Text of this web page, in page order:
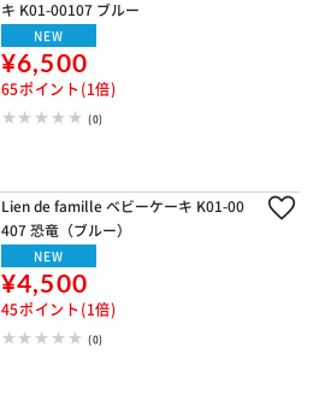
キ K01-00107 ブルー
NEW
¥6,500
65ポイント(1倍)
(0)
Lien de famille ベビーケーキ K01-00
407 恐竜（ブルー）
NEW
¥4,500
45ポイント(1倍)
(0)